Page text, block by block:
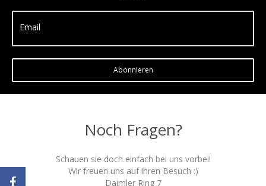
Email
Abonnieren
Noch Fragen?
Schauen sie doch einfach bei uns vorbei!
Wir freuen uns auf ihren Besuch :)
Daimler Ring 7